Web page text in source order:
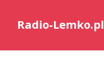
Radio-Lemko.pl